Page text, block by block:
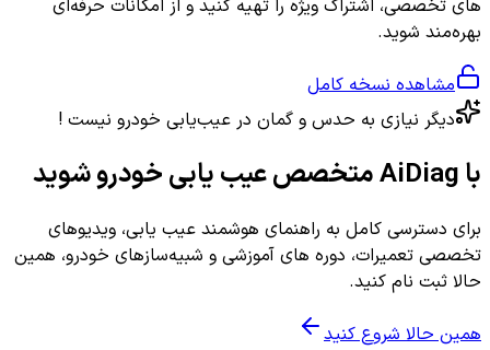
های تخصصی، اشتراک ویژه را تهیه کنید و از امکانات حرفه‌ای
بهره‌مند شوید.
مشاهده نسخه کامل
دیگر نیازی به حدس و گمان در عیب‌یابی خودرو نیست !
با AiDiag متخصص عیب یابی خودرو شوید
برای دسترسی کامل به راهنمای هوشمند عیب یابی، ویدیوهای
تخصصی تعمیرات، دوره های آموزشی و شبیه‌سازهای خودرو، همین
حالا ثبت نام کنید.
همین حالا شروع کنید